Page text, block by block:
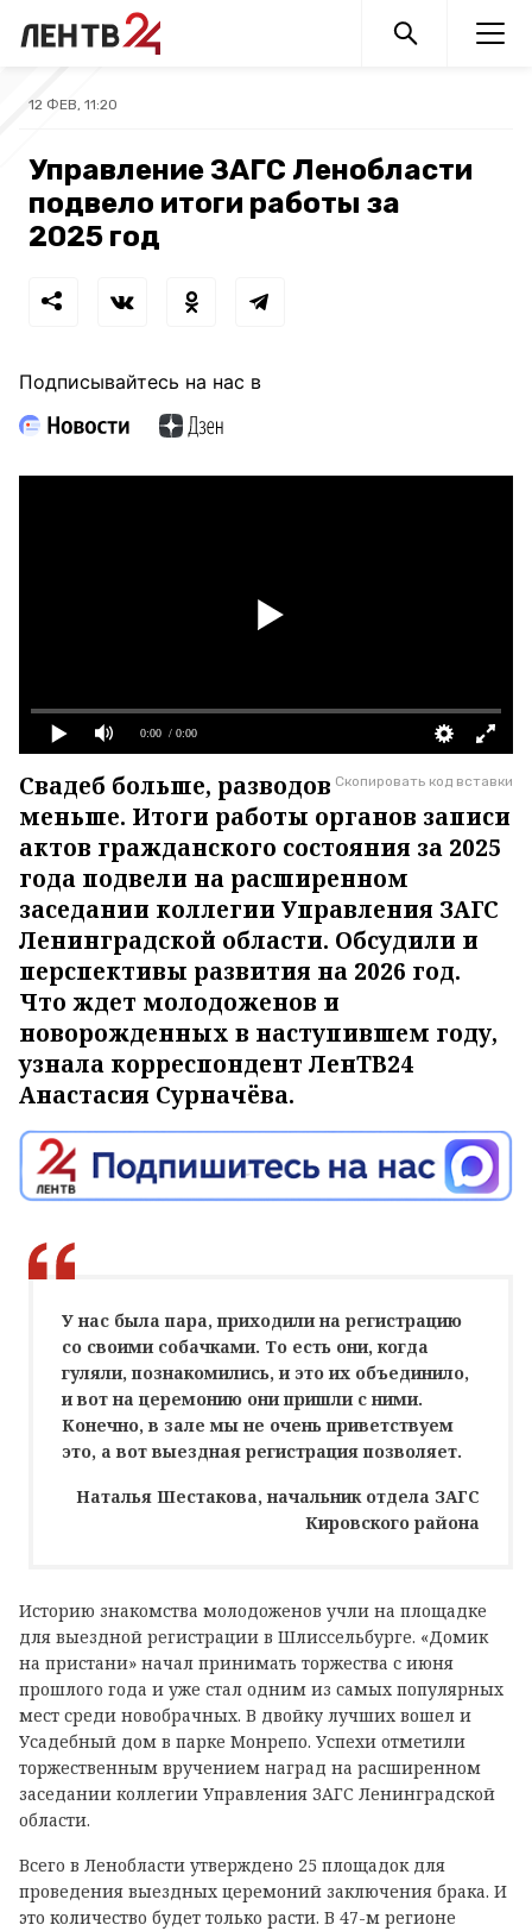
12 ФЕВ, 11:20
Управление ЗАГС Ленобласти
подвело итоги работы за
2025 год
Подписывайтесь на нас в
0:00 / 0:00
Скопировать код вставки
Свадеб больше, разводов
меньше. Итоги работы органов записи
актов гражданского состояния за 2025
года подвели на расширенном
заседании коллегии Управления ЗАГС
Ленинградской области. Обсудили и
перспективы развития на 2026 год.
Что ждет молодоженов и
новорожденных в наступившем году,
узнала корреспондент ЛенТВ24
Анастасия Сурначёва.
У нас была пара, приходили на регистрацию
со своими собачками. То есть они, когда
гуляли, познакомились, и это их объединило,
и вот на церемонию они пришли с ними.
Конечно, в зале мы не очень приветствуем
это, а вот выездная регистрация позволяет.
Наталья Шестакова, начальник отдела ЗАГС
Кировского района
Историю знакомства молодоженов учли на площадке
для выездной регистрации в Шлиссельбурге. «Домик
на пристани» начал принимать торжества с июня
прошлого года и уже стал одним из самых популярных
мест среди новобрачных. В двойку лучших вошел и
Усадебный дом в парке Монрепо. Успехи отметили
торжественным вручением наград на расширенном
заседании коллегии Управления ЗАГС Ленинградской
области.
Всего в Ленобласти утверждено 25 площадок для
проведения выездных церемоний заключения брака. И
это количество будет только расти. В 47-м регионе